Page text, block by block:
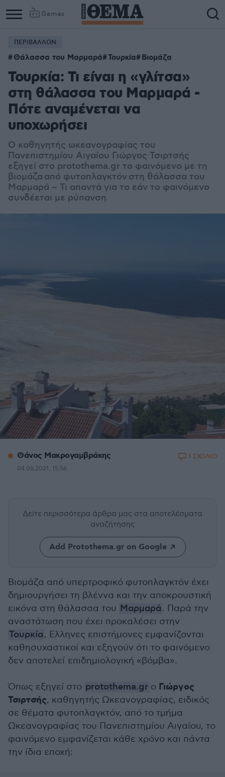
Games
ΠΕΡΙΒΑΛΛΟΝ
Θάλασσα του Μαρμαρά Τουρκία Βιομάζα
Τουρκία: Τι είναι η «γλίτσα»
στη θάλασσα του Μαρμαρά -
Πότε αναμένεται να
υποχωρήσει
Ο καθηγητής ωκεανογραφίας του
Πανεπιστημίου Αιγαίου Γιώργος Τσιρτσής
εξηγεί στο protothema.gr το φαινόμενο με τη
βιομάζα από φυτοπλαγκτόν στη θάλασσα του
Μαρμαρά – Τι απαντά για το εάν το φαινόμενο
συνδέεται με ρύπανση
Θάνος Μακρογαμβράκης
04.06.2021, 15:56
1 ΣΧΟΛΙΟ
Δείτε περισσότερα άρθρα μας στα αποτελέσματα
αναζήτησης
Add Protothema.gr on Google
Βιομάζα από υπερτροφικό φυτοπλαγκτόν έχει
δημιουργήσει τη βλέννα και την αποκρουστική
εικόνα στη θάλασσα του Μαρμαρά. Παρά την
αναστάτωση που έχει προκαλέσει στην
Τουρκία, Ελληνες επιστήμονες εμφανίζονται
καθησυχαστικοί και εξηγούν ότι το φαινόμενο
δεν αποτελεί επιδημιολογική «βόμβα».
Όπως εξηγεί στο protothema.gr o Γιώργος
Τσιρτσής, καθηγητής Ωκεανογραφίας, ειδικός
σε θέματα φυτοπλαγκτόν, από το τμήμα
Ωκεανογραφίας του Πανεπιστημίου Αιγαίου, το
φαινόμενο εμφανίζεται κάθε χρόνο και πάντα
την ίδια εποχή: